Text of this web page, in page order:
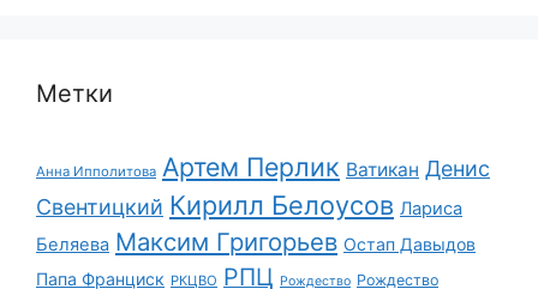
Метки
Анна Ипполитова Артем Перлик Ватикан Денис
Свентицкий Кирилл Белоусов Лариса
Беляева Максим Григорьев Остап Давыдов
Папа Франциск РКЦВО РПЦ Рождество Рождество